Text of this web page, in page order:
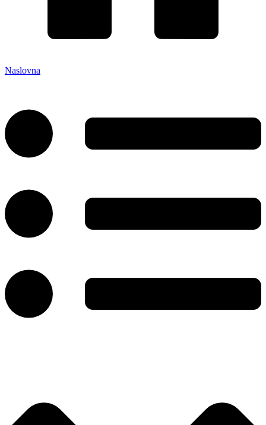
Naslovna